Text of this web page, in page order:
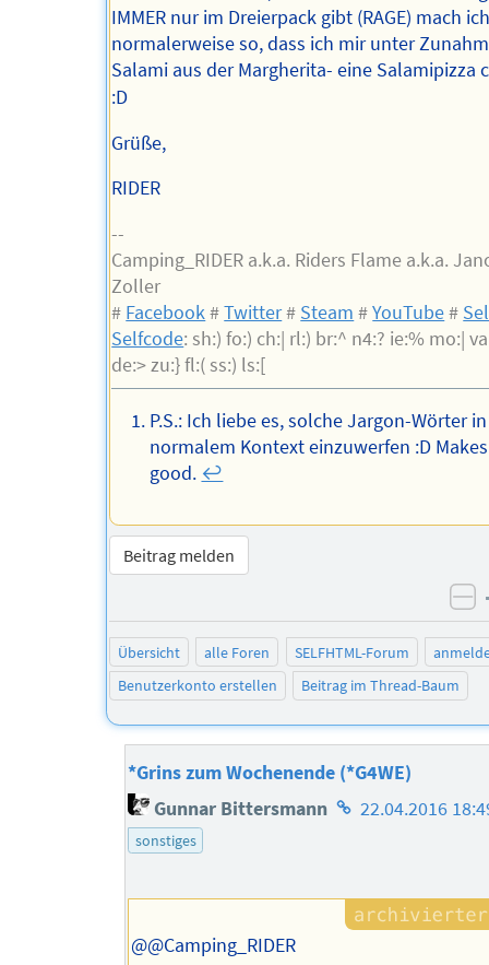
IMMER nur im Dreierpack gibt (RAGE) mach
normalerweise so, dass ich mir unter
Salami aus der Margherita- eine Salamipizza
:D
Grüße,
RIDER
--
Camping_RIDER a.k.a. Riders Flame a.k.a.
Zoller
# Facebook#Twitter# Steam #YouTube#
Selfcode: sh:) fo:) ch:| rl:) br:^ n4:? ie:% mo:|
de:> zu:} fl:( ss:) ls:[
P.S.: Ich liebe es, solche Jargon-Wörter in
normalem Kontext einzuwerfen :D
good. ↩︎
Beitrag melden
Übersicht alle Foren SELFHTML-Forum
Benutzerkonto erstellen
Beitrag im Thread-Baum
*Grins zum Wochenende (*G4WE)
Gunnar Bittersmann Homepage
22.04.2016
sonstiges
@@Camping_RIDER